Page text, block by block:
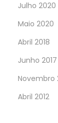
Julho 2020
Maio 2020
Abril 2018
Junho 2017
Novembro
Abril 2012